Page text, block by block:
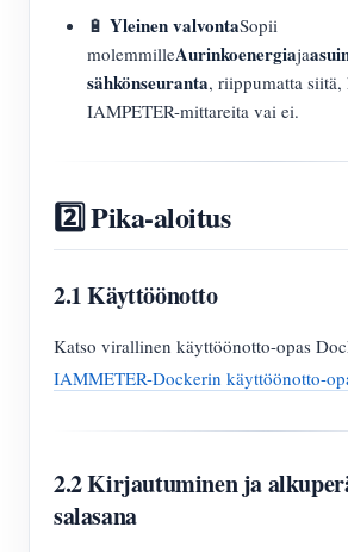
🔋 Yleinen valvontaSopii
molemmilleAurinkoenergiaja
sähkönseuranta, riippumatta siitä,
IAMPETER-mittareita vai ei.
2️⃣ Pika-aloitus
2.1 Käyttöönotto
Katso virallinen käyttöönotto-opas
IAMMETER-Dockerin käyttöönotto-
2.2 Kirjautuminen ja
salasana